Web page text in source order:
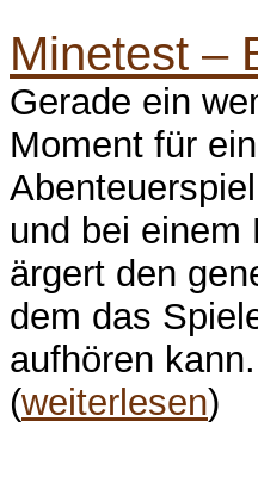
Minetest –
Gerade ein
Moment für
und bei einem
ärgert den
dem das
aufhören
(weiterlesen)